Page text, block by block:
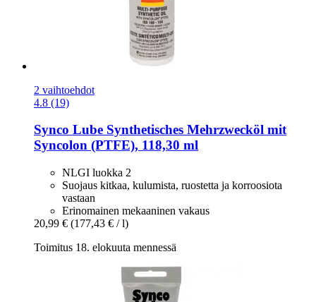
2 vaihtoehdot
4.8 (19)
Synco Lube Synthetisches Mehrzwecköl mit
Syncolon (PTFE), 118,30 ml
NLGI luokka 2
Suojaus kitkaa, kulumista, ruostetta ja korroosiota
vastaan
Erinomainen mekaaninen vakaus
20,99 € (177,43 € / l)
Toimitus 18. elokuuta mennessä